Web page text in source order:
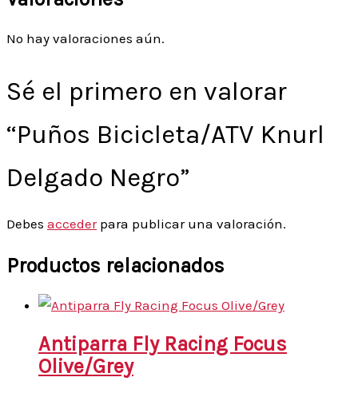
No hay valoraciones aún.
Sé el primero en valorar
“Puños Bicicleta/ATV Knurl
Delgado Negro”
Debes accederpara publicar una valoración.
Productos relacionados
Antiparra Fly Racing Focus
Olive/Grey